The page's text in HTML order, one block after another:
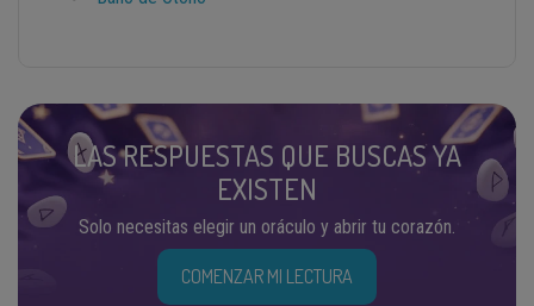
LAS RESPUESTAS QUE BUSCAS YA
EXISTEN
Solo necesitas elegir un oráculo y abrir tu corazón.
COMENZAR MI LECTURA